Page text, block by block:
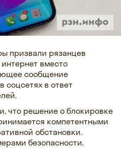
призвали рязанцев
вместо
сообщение
соцсетях в ответ
что решение о блокировке
компетентными
обстановки.
безопасности.